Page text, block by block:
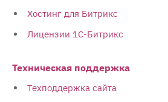
Хостинг для Битрикс
Лицензии 1С-Битрикс
Техническая поддержка
Техподдержка сайта